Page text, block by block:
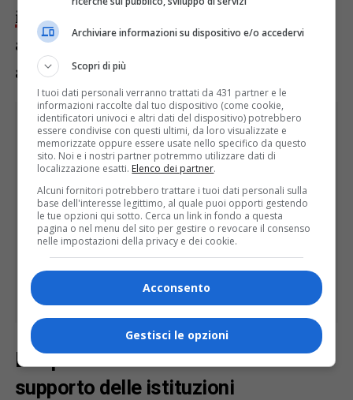
intelligenza artificiale
avanzatoper la qualificazione degli
accumulatori.
La spinta dell’innovazione e il
supporto delle istituzioni
Archiviare informazioni su dispositivo e/o accedervi
Scopri di più
I tuoi dati personali verranno trattati da 431 partner e le
informazioni raccolte dal tuo dispositivo (come cookie,
identificatori univoci e altri dati del dispositivo) potrebbero
essere condivise con questi ultimi, da loro visualizzate e
memorizzate oppure essere usate nello specifico da questo
sito. Noi e i nostri partner potremmo utilizzare dati di
localizzazione esatti. Elenco dei partner.
Alcuni fornitori potrebbero trattare i tuoi dati personali sulla
base dell'interesse legittimo, al quale puoi opporti gestendo
le tue opzioni qui sotto. Cerca un link in fondo a questa
pagina o nel menu del sito per gestire o revocare il consenso
nelle impostazioni della privacy e dei cookie.
Acconsento
Gestisci le opzioni